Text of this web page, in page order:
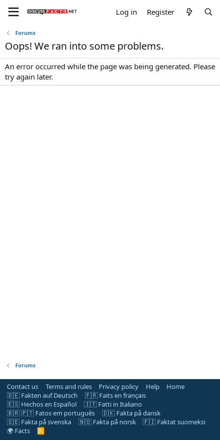
Log in Register
Forums
Oops! We ran into some problems.
An error occurred while the page was being generated. Please
try again later.
Forums
Contact us Terms and rules Privacy policy Help
Home
🇩🇪 Fakten auf Deutsch
🇫🇷 Faits en français
🇪🇸 Hechos en Español
🇮🇹 Fatti in Italiano
🇧🇷 🇵🇹 Fatos em português
🇩🇰 Fakta på dansk
🇸🇪 Fakta på svenska
🇳🇴 Fakta på norsk
🇫🇮 Faktat suomeksi
🌍 Facts
R